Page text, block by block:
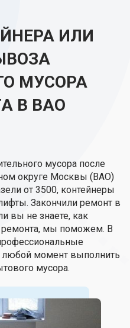
ИЛИ
МУСОРА
В ВАО
мусора после
округе Москвы (ВАО)
от 3500, контейнеры
Закончили ремонт в
вы не знаете, как
ремонта, мы поможем. В
любой момент выполнить
мусора.